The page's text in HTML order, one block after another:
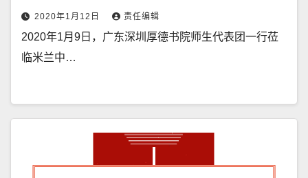
2020年1月12日 责任编辑
2020年1月9日，广东深圳厚德书院师生代表团一行莅
临米兰中…